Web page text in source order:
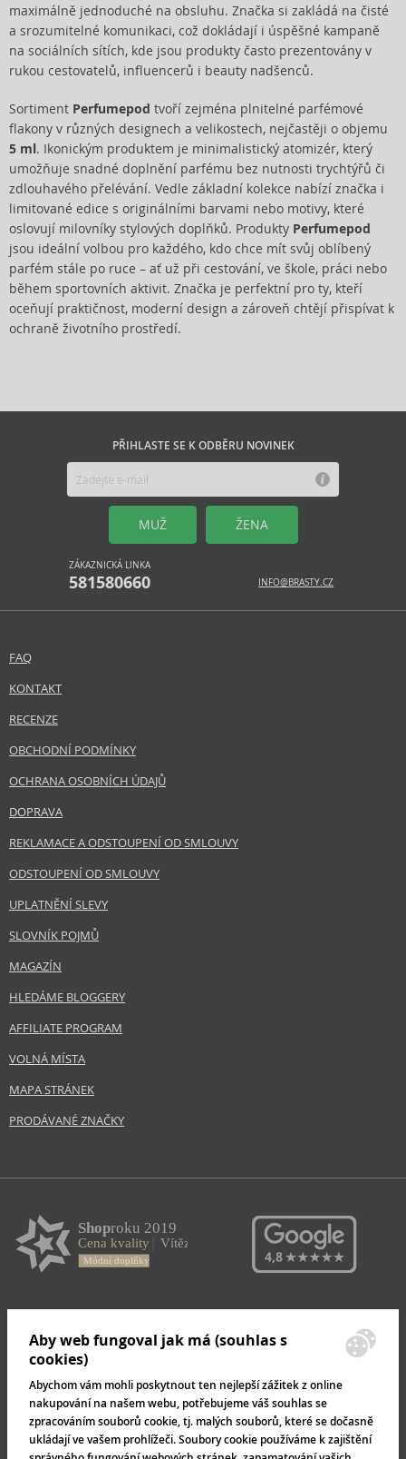
maximálně jednoduché na obsluhu. Značka si zakládá na čisté
a srozumitelné komunikaci, což dokládají i úspěšné kampaně
na sociálních sítích, kde jsou produkty často prezentovány v
rukou cestovatelů, influencerů i beauty nadšenců.
Sortiment Perfumepod tvoří zejména plnitelné parfémové
flakony v různých designech a velikostech, nejčastěji o objemu
5 ml. Ikonickým produktem je minimalistický atomizér, který
umožňuje snadné doplnění parfému bez nutnosti trychtýřů či
zdlouhavého přelévání. Vedle základní kolekce nabízí značka i
limitované edice s originálními barvami nebo motivy, které
oslovují milovníky stylových doplňků. Produkty Perfumepod
jsou ideální volbou pro každého, kdo chce mít svůj oblíbený
parfém stále po ruce – ať už při cestování, ve škole, práci nebo
během sportovních aktivit. Značka je perfektní pro ty, kteří
oceňují praktičnost, moderní design a zároveň chtějí přispívat k
ochraně životního prostředí.
PŘIHLASTE SE K ODBĚRU NOVINEK
MUŽ ŽENA
ZÁKAZNICKÁ LINKA
581580660 INFO@BRASTY.CZ
FAQ
KONTAKT
RECENZE
OBCHODNÍ PODMÍNKY
OCHRANA OSOBNÍCH ÚDAJŮ
DOPRAVA
REKLAMACE A ODSTOUPENÍ OD SMLOUVY
ODSTOUPENÍ OD SMLOUVY
UPLATNĚNÍ SLEVY
SLOVNÍK POJMŮ
MAGAZÍN
HLEDÁME BLOGGERY
AFFILIATE PROGRAM
VOLNÁ MÍSTA
MAPA STRÁNEK
PRODÁVANÉ ZNAČKY
Aby web fungoval jak má (souhlas s
cookies)
Abychom vám mohli poskytnout ten nejlepší zážitek z online
nakupování na našem webu, potřebujeme váš souhlas se
zpracováním souborů cookie, tj. malých souborů, které se dočasně
ukládají ve vašem prohlížeči. Soubory cookie používáme k zajištění